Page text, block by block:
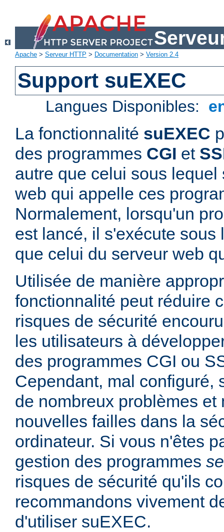
Apache > Serveur HTTP > Documentation > Version 2.4
Support suEXEC
Langues Disponibles:
La fonctionnalité suEXEC
des programmes CGI et
autre que celui sous
web qui appelle ces
Normalement, lorsqu'un
est lancé, il s'exécute sous
que celui du serveur web
Utilisée de manière
fonctionnalité peut réduire
risques de sécurité
les utilisateurs à
des programmes CGI ou
Cependant, mal configuré,
de nombreux problèmes et
nouvelles failles dans la
ordinateur. Si vous n'êtes
gestion des programmes
risques de sécurité qu'ils
recommandons vivement
d'utiliser suEXEC.